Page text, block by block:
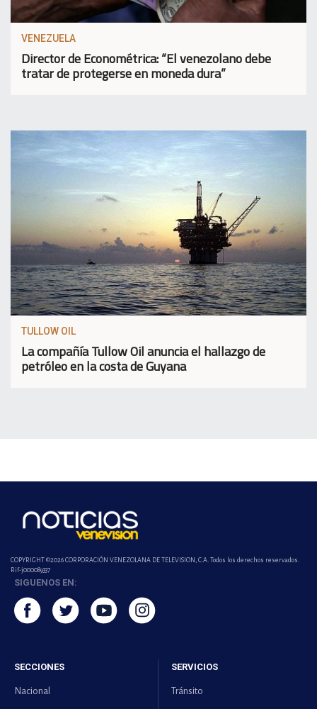
VENEZUELA
Director de Econométrica: “El venezolano debe
tratar de protegerse en moneda dura”
TULLOW OIL
La compañía Tullow Oil anuncia el hallazgo de
petróleo en la costa de Guyana
COPYRIGHT ©2026 CORPORACIÓN VENEZOLANA DE TELEVISION, C.A. Todos los derechos reservados.
Rif-j000089337
SIGUENOS EN:
SECCIONES
Nacional
SERVICIOS
Tránsito